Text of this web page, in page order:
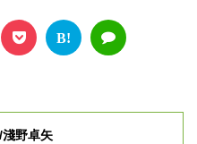
B!
野卓矢